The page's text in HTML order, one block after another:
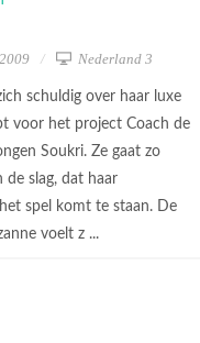
Nederland 3
schuldig over haar luxe
voor het project Coach de
Soukri. Ze gaat zo
de slag, dat haar
spel komt te staan. De
voelt z ...